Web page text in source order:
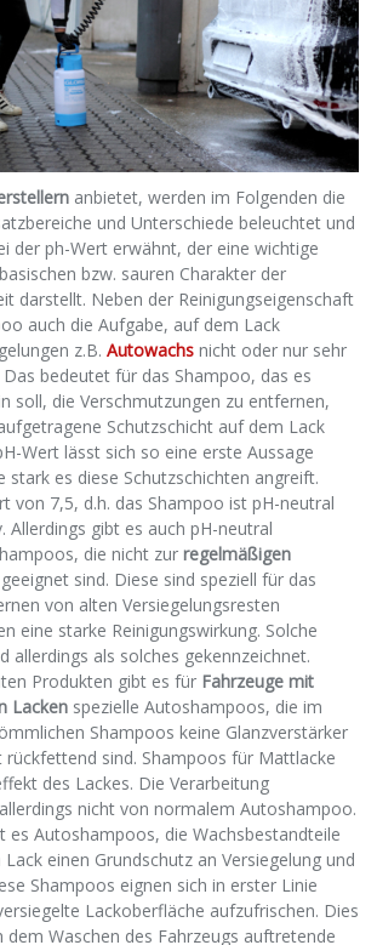
anbietet, werden im Folgenden die
und Unterschiede beleuchtet und
der ph-Wert erwähnt, der eine wichtige
bzw. sauren Charakter der
darstellt. Neben der Reinigungseigenschaft
auch die Aufgabe, auf dem Lack
z.B. Autowachs nicht oder nur sehr
bedeutet für das Shampoo, das es
soll, die Verschmutzungen zu entfernen,
Schutzschicht auf dem Lack
Wert lässt sich so eine erste Aussage
stark es diese Schutzschichten angreift.
von 7,5, d.h. das Shampoo ist pH-neutral
Allerdings gibt es auch pH-neutral
die nicht zur regelmäßigen
sind. Diese sind speziell für das
von alten Versiegelungsresten
eine starke Reinigungswirkung. Solche
allerdings als solches gekennzeichnet.
Produkten gibt es für Fahrzeuge mit
Lacken spezielle Autoshampoos, die im
Shampoos keine Glanzverstärker
rückfettend sind. Shampoos für Mattlacke
des Lackes. Die Verarbeitung
nicht von normalem Autoshampoo.
es Autoshampoos, die Wachsbestandteile
einen Grundschutz an Versiegelung und
Shampoos eignen sich in erster Linie
Lackoberfläche aufzufrischen. Dies
dem Waschen des Fahrzeugs auftretende